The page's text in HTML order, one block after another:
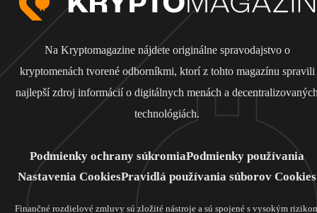
Na Kryptomagazine nájdete originálne spravodajstvo o
kryptomenách tvorené odborníkmi, ktorí z tohto magazínu spravili
najlepší zdroj informácií o digitálnych menách a
technológiách.
Podmienky ochrany súkromiaPodmienky používania
Nastavenia CookiesPravidlá používania súborov Cookies
Finančné rozdielové zmluvy sú zložité nástroje a sú spojené s vysokým